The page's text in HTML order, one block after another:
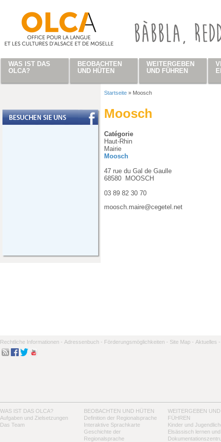
Startseite » Moosch
Moosch
Catégorie
Haut-Rhin
Mairie
Moosch
47 rue du Gal de Gaulle
68580
MOOSCH
03 89 82 30 70
moosch.maire@cegetel.net
Rechtliche Informationen - Adressenbuch - Förderungsmöglichkeiten - Site Map - Aktuelles -
WAS IST DAS OLCA?
Aufgaben und Zielsetzungen
Das Team
BEOBACHTEN UND HÜTEN
Definition der Regionalsprache
Interaktive Sprachkarte
Geschichte der
Regionalsprache
WEITERGEBEN UND
FÜHREN
Kinder und
Elsässisch lernen
WAS IST DAS
OLCA?
BEOBACHTEN
UND HÜTEN
WEITERGEBEN
UND FÜHREN